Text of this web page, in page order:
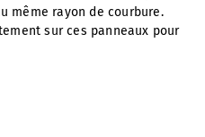
même rayon de courbure.
sur ces panneaux pour